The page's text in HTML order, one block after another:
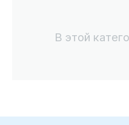
В этой